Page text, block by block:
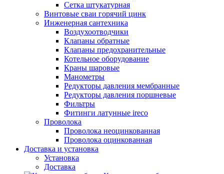
Сетка штукатурная
Винтовые сваи горячий цинк
Инженерная сантехника
Воздухоотводчики
Клапаны обратные
Клапаны предохранительные
Котельное оборудование
Краны шаровые
Манометры
Редукторы давления мембранные
Редукторы давления поршневые
Фильтры
Фитинги латунные ireco
Проволока
Проволока неоцинкованная
Проволока оцинкованная
Доставка и установка
Установка
Доставка